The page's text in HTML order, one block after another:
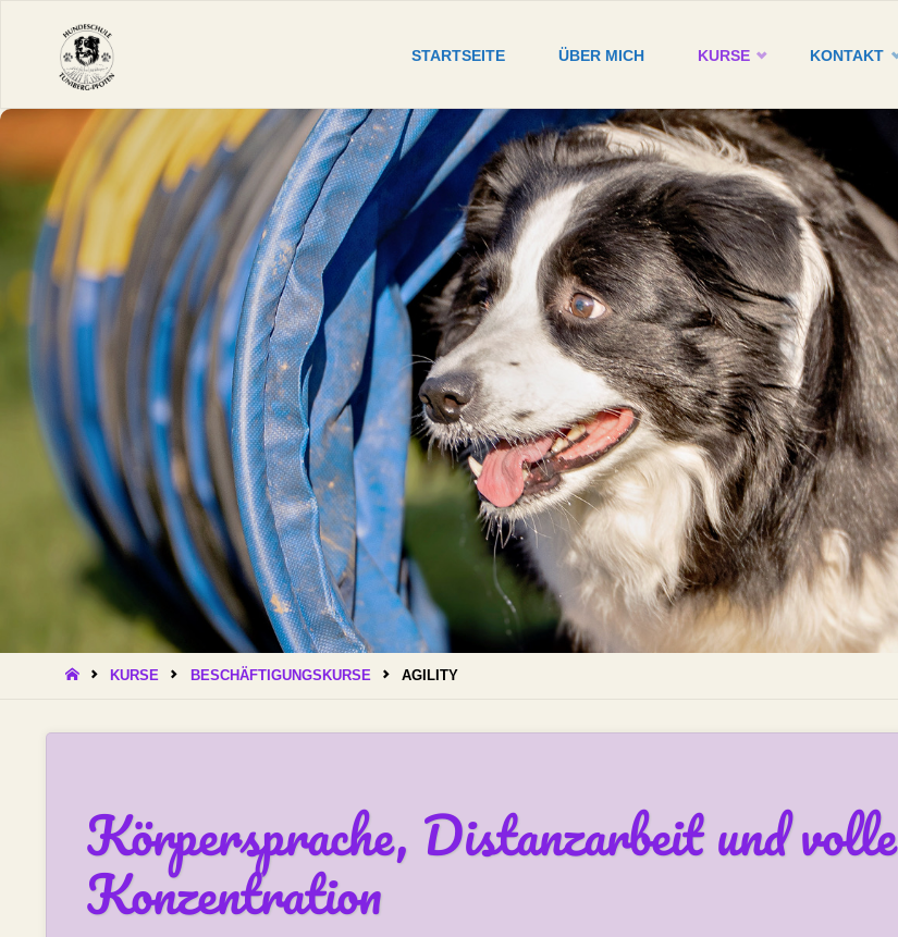
HUNDESCHULE
Tuniberg-
Pfoten
springen
STARTSEITE ÜBER MICH KURSE KONTAKT
STARTKURSE BESCHÄFTIGUNGSKURSE AGILITY
Körpersprache, Distanzarbeit und volle
Konzentration